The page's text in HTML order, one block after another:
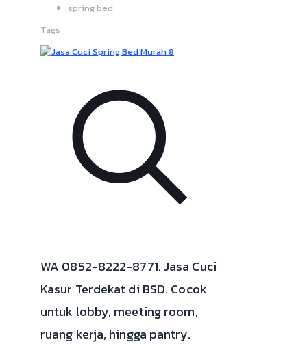
spring bed
Tags
WA 0852-8222-8771. Jasa Cuci
Kasur Terdekat di BSD. Cocok
untuk lobby, meeting room,
ruang kerja, hingga pantry.